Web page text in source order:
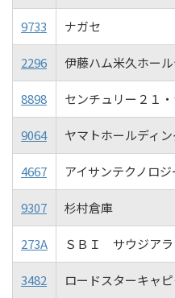
9733 ナガセ
2296 伊藤ハム米久ホー
8898 センチュリー２１
9064 ヤマトホールディ
4667 アイサンテクノロジ
9307 杉村倉庫
273A ＳＢＩ サウジア
3482 ロードスターキャ